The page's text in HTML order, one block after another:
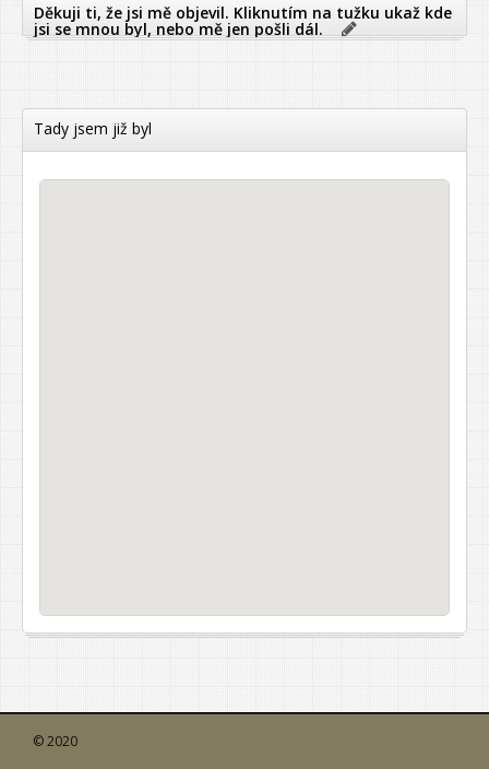
Děkuji ti, že jsi mě objevil. Kliknutím na tužku ukaž kde
jsi se mnou byl, nebo mě jen pošli dál.
Tady jsem již byl
© 2020